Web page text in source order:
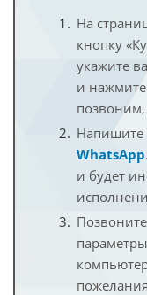
На
кнопку
укажите
и
Напишите
WhatsApp
и будет